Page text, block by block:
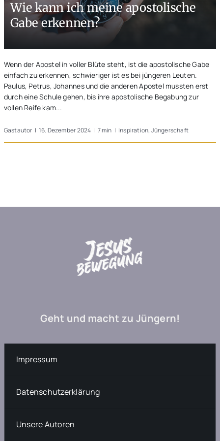
Unterwegs
Wie kann ich meine apostolische
Gabe erkennen?
Wenn der Apostel in voller Blüte steht, ist die apostolische Gabe
einfach zu erkennen, schwieriger ist es bei jüngeren Leuten.
Paulus, Petrus, Johannes und die anderen Apostel mussten erst
durch eine Schule gehen, bis ihre apostolische Begabung zur
vollen Reife kam...
Gastautor | 16. Dezember 2024 | 7 min | Inspiration, Jüngerschaft
Geht und macht zu Jüngern!
Impressum
Datenschutzerklärung
Unsere Autoren